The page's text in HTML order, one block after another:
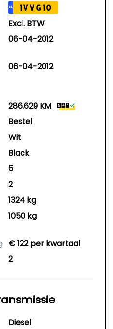
NL 1VVG10
Excl. BTW
06-04-2012
06-04-2012
286.629 KM
Bestel
Wit
Black
5
2
1324 kg
1050 kg
€ 122 per kwartaal
2
Diesel